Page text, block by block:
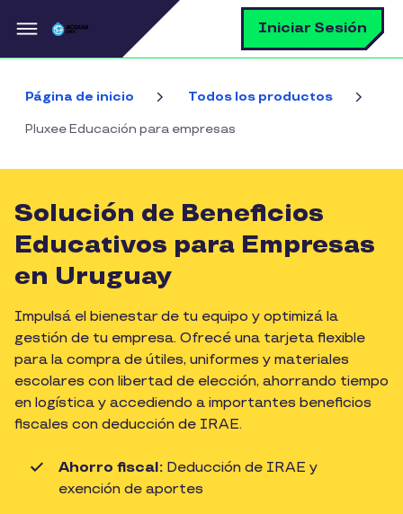
Pasar al contenido principal Iniciar Sesión
Página de inicio Todos los productos
Pluxee Educación para empresas
Solución de Beneficios
Educativos para Empresas
en Uruguay
Impulsá el bienestar de tu equipo y optimizá la
gestión de tu empresa. Ofrecé una tarjeta flexible
para la compra de útiles, uniformes y materiales
escolares con libertad de elección, ahorrando tiempo
en logística y accediendo a importantes beneficios
fiscales con deducción de IRAE.
Ahorro fiscal: Deducción de IRAE y
exención de aportes